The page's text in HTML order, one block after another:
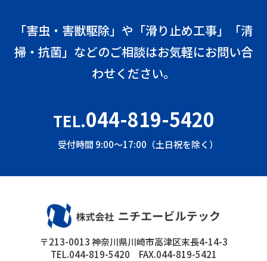
「害虫・害獣駆除」や「滑り止め工事」「清
掃・抗菌」などのご相談はお気軽にお問い合
わせください。
TEL.044-819-5420
受付時間 9:00～17:00（土日祝を除く）
〒213-0013 神奈川県川崎市高津区末長4-14-3
TEL.044-819-5420 FAX.044-819-5421